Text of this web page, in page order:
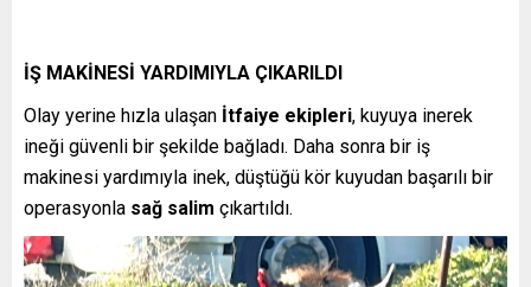
İŞ MAKİNESİ YARDIMIYLA ÇIKARILDI
Olay yerine hızla ulaşan İtfaiye ekipleri, kuyuya inerek
ineği güvenli bir şekilde bağladı. Daha sonra bir iş
makinesi yardımıyla inek, düştüğü kör kuyudan başarılı bir
operasyonla sağ salim çıkartıldı.